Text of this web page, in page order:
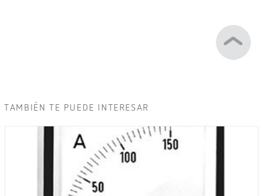
TAMBIÉN TE PUEDE INTERESAR